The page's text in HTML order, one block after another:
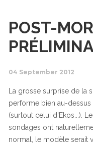
POST-
04 September 2012
La grosse surprise de la
performe bien au-
(surtout celui d'Ekos...).
sondages ont
normal, le modèle serait